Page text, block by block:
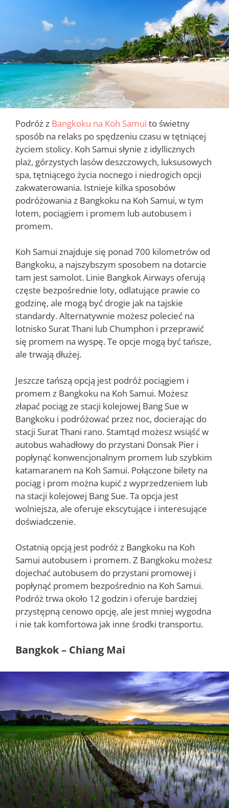
Podróż z Bangkoku na Koh Samui to świetny
sposób na relaks po spędzeniu czasu w tętniącej
życiem stolicy. Koh Samui słynie z idyllicznych
plaż, górzystych lasów deszczowych, luksusowych
spa, tętniącego życia nocnego i niedrogich opcji
zakwaterowania. Istnieje kilka sposobów
podróżowania z Bangkoku na Koh Samui, w tym
lotem, pociągiem i promem lub autobusem i
promem.
Koh Samui znajduje się ponad 700 kilometrów od
Bangkoku, a najszybszym sposobem na dotarcie
tam jest samolot. Linie Bangkok Airways oferują
częste bezpośrednie loty, odlatujące prawie co
godzinę, ale mogą być drogie jak na tajskie
standardy. Alternatywnie możesz polecieć na
lotnisko Surat Thani lub Chumphon i przeprawić
się promem na wyspę. Te opcje mogą być tańsze,
ale trwają dłużej.
Jeszcze tańszą opcją jest podróż pociągiem i
promem z Bangkoku na Koh Samui. Możesz
złapać pociąg ze stacji kolejowej Bang Sue w
Bangkoku i podróżować przez noc, docierając do
stacji Surat Thani rano. Stamtąd możesz wsiąść w
autobus wahadłowy do przystani Donsak Pier i
popłynąć konwencjonalnym promem lub szybkim
katamaranem na Koh Samui. Połączone bilety na
pociąg i prom można kupić z wyprzedzeniem lub
na stacji kolejowej Bang Sue. Ta opcja jest
wolniejsza, ale oferuje ekscytujące i interesujące
doświadczenie.
Ostatnią opcją jest podróż z Bangkoku na Koh
Samui autobusem i promem. Z Bangkoku możesz
dojechać autobusem do przystani promowej i
popłynąć promem bezpośrednio na Koh Samui.
Podróż trwa około 12 godzin i oferuje bardziej
przystępną cenowo opcję, ale jest mniej wygodna
i nie tak komfortowa jak inne środki transportu.
Bangkok – Chiang Mai